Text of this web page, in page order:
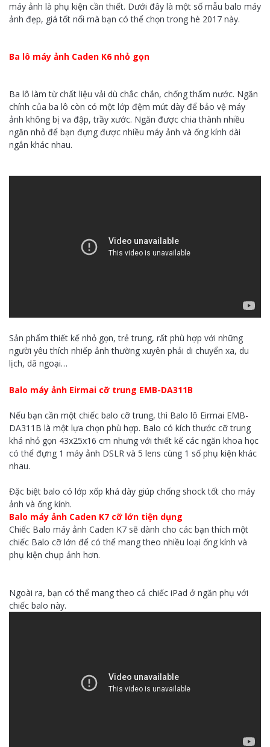
máy ảnh là phụ kiện cần thiết. Dưới đây là một số mẫu balo máy
ảnh đẹp, giá tốt nổi mà bạn có thể chọn trong hè 2017 này.
Ba lô máy ảnh Caden K6 nhỏ gọn
Ba lô làm từ chất liệu vải dù chắc chắn, chống thấm nước. Ngăn
chính của ba lô còn có một lớp đệm mút dày để bảo vệ máy
ảnh không bị va đập, trầy xước. Ngăn được chia thành nhiều
ngăn nhỏ để bạn đựng được nhiều máy ảnh và ống kính dài
ngắn khác nhau.
Sản phẩm thiết kế nhỏ gọn, trẻ trung, rất phù hợp với những
người yêu thích nhiếp ảnh thường xuyên phải di chuyển xa, du
lịch, dã ngoại…
Balo máy ảnh Eirmai cỡ trung EMB-DA311B
Nếu bạn cần một chiếc balo cỡ trung, thì Balo lô Eirmai EMB-
DA311B là một lựa chọn phù hợp. Balo có kích thước cỡ trung
khá nhỏ gọn 43x25x16 cm nhưng với thiết kế các ngăn khoa học
có thể đựng 1 máy ảnh DSLR và 5 lens cùng 1 số phụ kiện khác
nhau.
Đặc biệt balo có lớp xốp khá dày giúp chống shock tốt cho máy
ảnh và ống kính.
Balo máy ảnh Caden K7 cỡ lớn tiện dụng
Chiếc Balo máy ảnh Caden K7 sẽ dành cho các bạn thích một
chiếc Balo cỡ lớn để có thể mang theo nhiều loại ống kính và
phụ kiện chụp ảnh hơn.
Ngoài ra, bạn có thể mang theo cả chiếc iPad ở ngăn phụ với
chiếc balo này.